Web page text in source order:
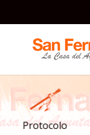
Protocolo